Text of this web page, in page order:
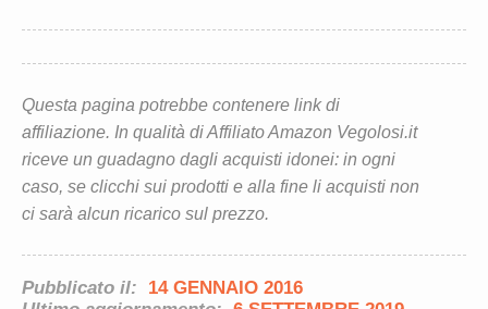
Questa pagina potrebbe contenere link di
affiliazione. In qualità di Affiliato Amazon Vegolosi.it
riceve un guadagno dagli acquisti idonei: in ogni
caso, se clicchi sui prodotti e alla fine li acquisti non
ci sarà alcun ricarico sul prezzo.
Pubblicato il:
14 GENNAIO 2016